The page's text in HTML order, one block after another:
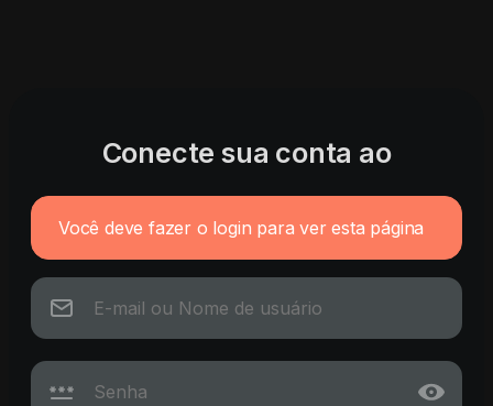
Conecte sua conta ao
Você deve fazer o login para ver esta página